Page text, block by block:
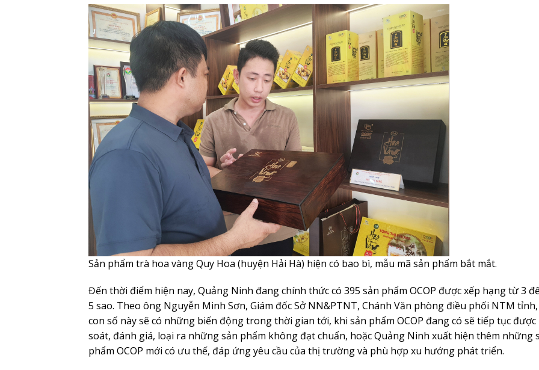
Sản phẩm trà hoa vàng Quy Hoa (huyện Hải Hà) hiện có bao bì, mẫu mã sản phẩm bắt mắt.
Đến thời điểm hiện nay, Quảng Ninh đang chính thức có 395 sản phẩm OCOP được xếp hạng từ 3
5 sao. Theo ông Nguyễn Minh Sơn, Giám đốc Sở NN&PTNT, Chánh Văn phòng điều phối NTM tỉnh,
con số này sẽ có những biến động trong thời gian tới, khi sản phẩm OCOP đang có sẽ tiếp tục được
soát, đánh giá, loại ra những sản phẩm không đạt chuẩn, hoặc Quảng Ninh xuất hiện thêm những
phẩm OCOP mới có ưu thế, đáp ứng yêu cầu của thị trường và phù hợp xu hướng phát triển.